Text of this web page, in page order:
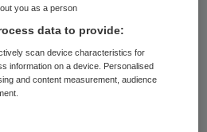
you as a person
data to provide:
scan device characteristics for
information on a device. Personalised
and content measurement, audience